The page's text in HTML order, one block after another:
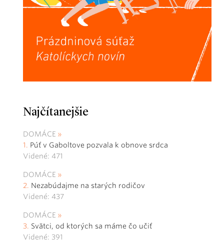
Najčítanejšie
DOMÁCE
Púť v Gaboltove pozvala k obnove srdca
Videné: 471
DOMÁCE
Nezabúdajme na starých rodičov
Videné: 437
DOMÁCE
Svätci, od ktorých sa máme čo učiť
Videné: 391